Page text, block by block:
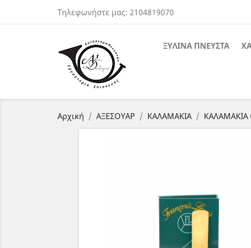
Τηλεφωνήστε μας: 2104819070
ΞΥΛΙΝΑ ΠΝΕΥΣΤΑ
Αρχική ΑΞΕΣΟΥΑΡ ΚΑΛΑΜΑΚΙΑ ΚΑΛΑΜΑΚΙΑ